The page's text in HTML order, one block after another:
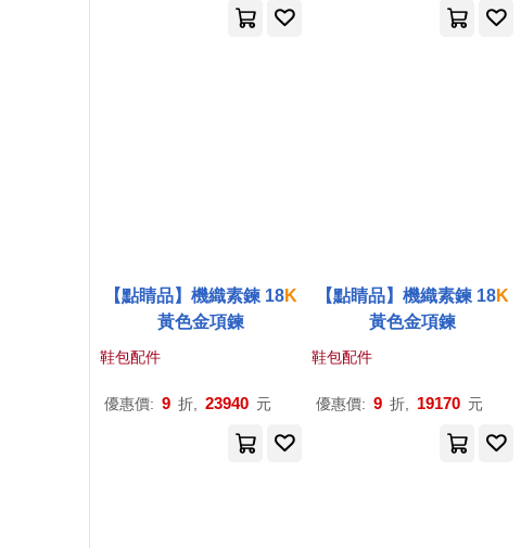
【點睛品】機織素鍊 18K
黃色金項鍊
鞋包配件
優惠價: 9 折, 23940 元
【點睛品】機織素鍊 18K
黃色金項鍊
鞋包配件
優惠價: 9 折, 19170 元